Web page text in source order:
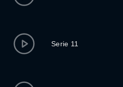
Serie 11